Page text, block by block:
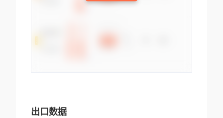
出口数据